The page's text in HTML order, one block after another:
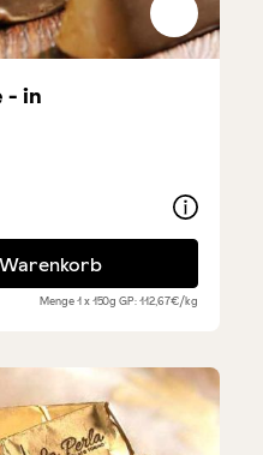
von 5 von 5 Sternen
- in
Menge1 x 150gGP: 112,67€/kg